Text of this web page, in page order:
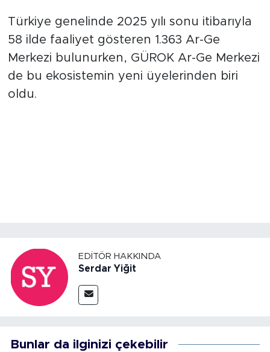
Türkiye genelinde 2025 yılı sonu itibarıyla
58 ilde faaliyet gösteren 1.363 Ar-Ge
Merkezi bulunurken, GÜROK Ar-Ge Merkezi
de bu ekosistemin yeni üyelerinden biri
oldu.
EDITÖR HAKKINDA
Serdar Yiğit
Bunlar da ilginizi çekebilir